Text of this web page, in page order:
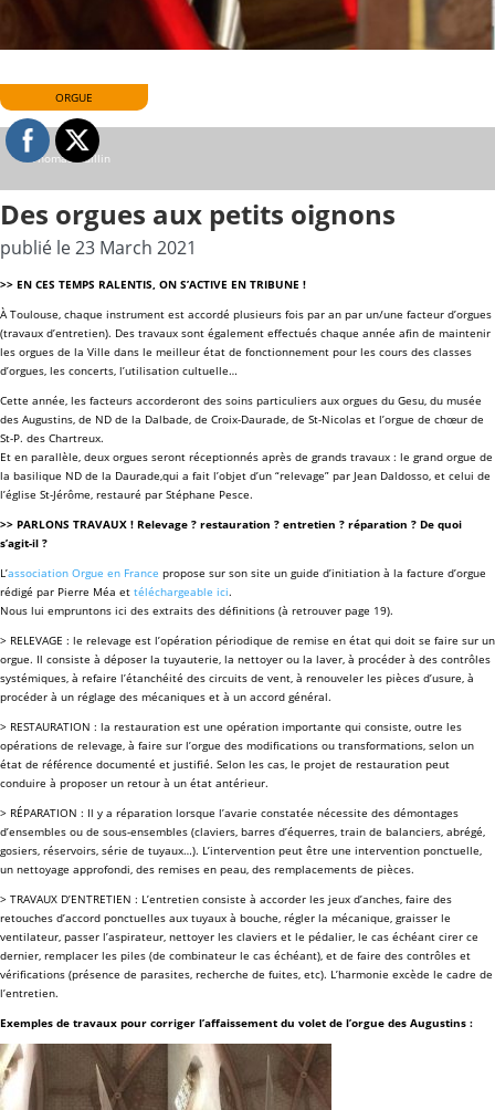
©Thomas Guillin
ORGUE
Des orgues aux petits oignons
publié le 23 March 2021
>> EN CES TEMPS RALENTIS, ON S’ACTIVE EN TRIBUNE !
À Toulouse, chaque instrument est accordé plusieurs fois par an par un/une facteur d’orgues
(travaux d’entretien). Des travaux sont également effectués chaque année afin de maintenir
les orgues de la Ville dans le meilleur état de fonctionnement pour les cours des classes
d’orgues, les concerts, l’utilisation cultuelle…
Cette année, les facteurs accorderont des soins particuliers aux orgues du Gesu, du musée
des Augustins, de ND de la Dalbade, de Croix-Daurade, de St-Nicolas et l’orgue de chœur de
St-P. des Chartreux.
Et en parallèle, deux orgues seront réceptionnés après de grands travaux : le grand orgue de
la basilique ND de la Daurade,qui a fait l’objet d’un “relevage” par Jean Daldosso, et celui de
l’église St-Jérôme, restauré par Stéphane Pesce.
>> PARLONS TRAVAUX ! Relevage ? restauration ? entretien ? réparation ? De quoi
s’agit-il ?
L’association Orgue en France propose sur son site un guide d’initiation à la facture d’orgue
rédigé par Pierre Méa et téléchargeable ici.
Nous lui empruntons ici des extraits des définitions (à retrouver page 19).
> RELEVAGE : le relevage est l’opération périodique de remise en état qui doit se faire sur un
orgue. Il consiste à déposer la tuyauterie, la nettoyer ou la laver, à procéder à des contrôles
systémiques, à refaire l’étanchéité des circuits de vent, à renouveler les pièces d’usure, à
procéder à un réglage des mécaniques et à un accord général.
> RESTAURATION : la restauration est une opération importante qui consiste, outre les
opérations de relevage, à faire sur l’orgue des modifications ou transformations, selon un
état de référence documenté et justifié. Selon les cas, le projet de restauration peut
conduire à proposer un retour à un état antérieur.
> RÉPARATION : Il y a réparation lorsque l’avarie constatée nécessite des démontages
d’ensembles ou de sous-ensembles (claviers, barres d’équerres, train de balanciers, abrégé,
gosiers, réservoirs, série de tuyaux…). L’intervention peut être une intervention ponctuelle,
un nettoyage approfondi, des remises en peau, des remplacements de pièces.
> TRAVAUX D’ENTRETIEN : L’entretien consiste à accorder les jeux d’anches, faire des
retouches d’accord ponctuelles aux tuyaux à bouche, régler la mécanique, graisser le
ventilateur, passer l’aspirateur, nettoyer les claviers et le pédalier, le cas échéant cirer ce
dernier, remplacer les piles (de combinateur le cas échéant), et de faire des contrôles et
vérifications (présence de parasites, recherche de fuites, etc). L’harmonie excède le cadre de
l’entretien.
Exemples de travaux pour corriger l’affaissement du volet de l’orgue des Augustins :